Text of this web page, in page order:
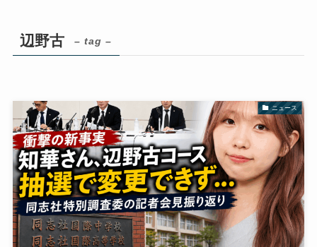
辺野古 – tag –
ニュース